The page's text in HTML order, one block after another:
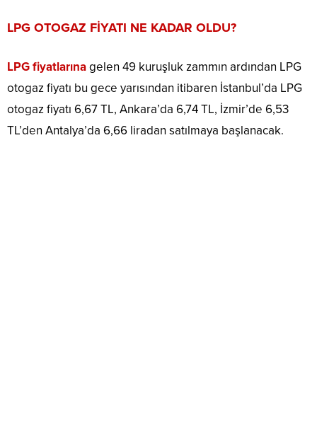
LPG OTOGAZ FİYATI NE KADAR OLDU?
LPG fiyatlarınagelen 49 kuruşluk zammın ardından LPG
otogaz fiyatı bu gece yarısından itibaren İstanbul’da LPG
otogaz fiyatı 6,67 TL, Ankara’da 6,74 TL, İzmir’de 6,53
TL’den Antalya’da 6,66 liradan satılmaya başlanacak.